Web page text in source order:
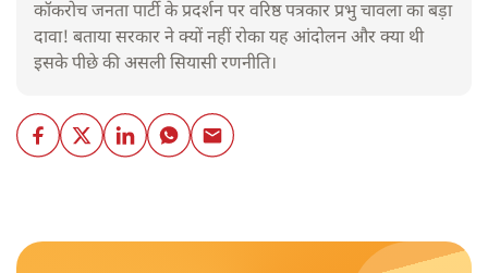
कॉकरोच जनता पार्टी के प्रदर्शन पर वरिष्ठ पत्रकार प्रभु चावला का बड़ा
दावा! बताया सरकार ने क्यों नहीं रोका यह आंदोलन और क्या थी
इसके पीछे की असली सियासी रणनीति।